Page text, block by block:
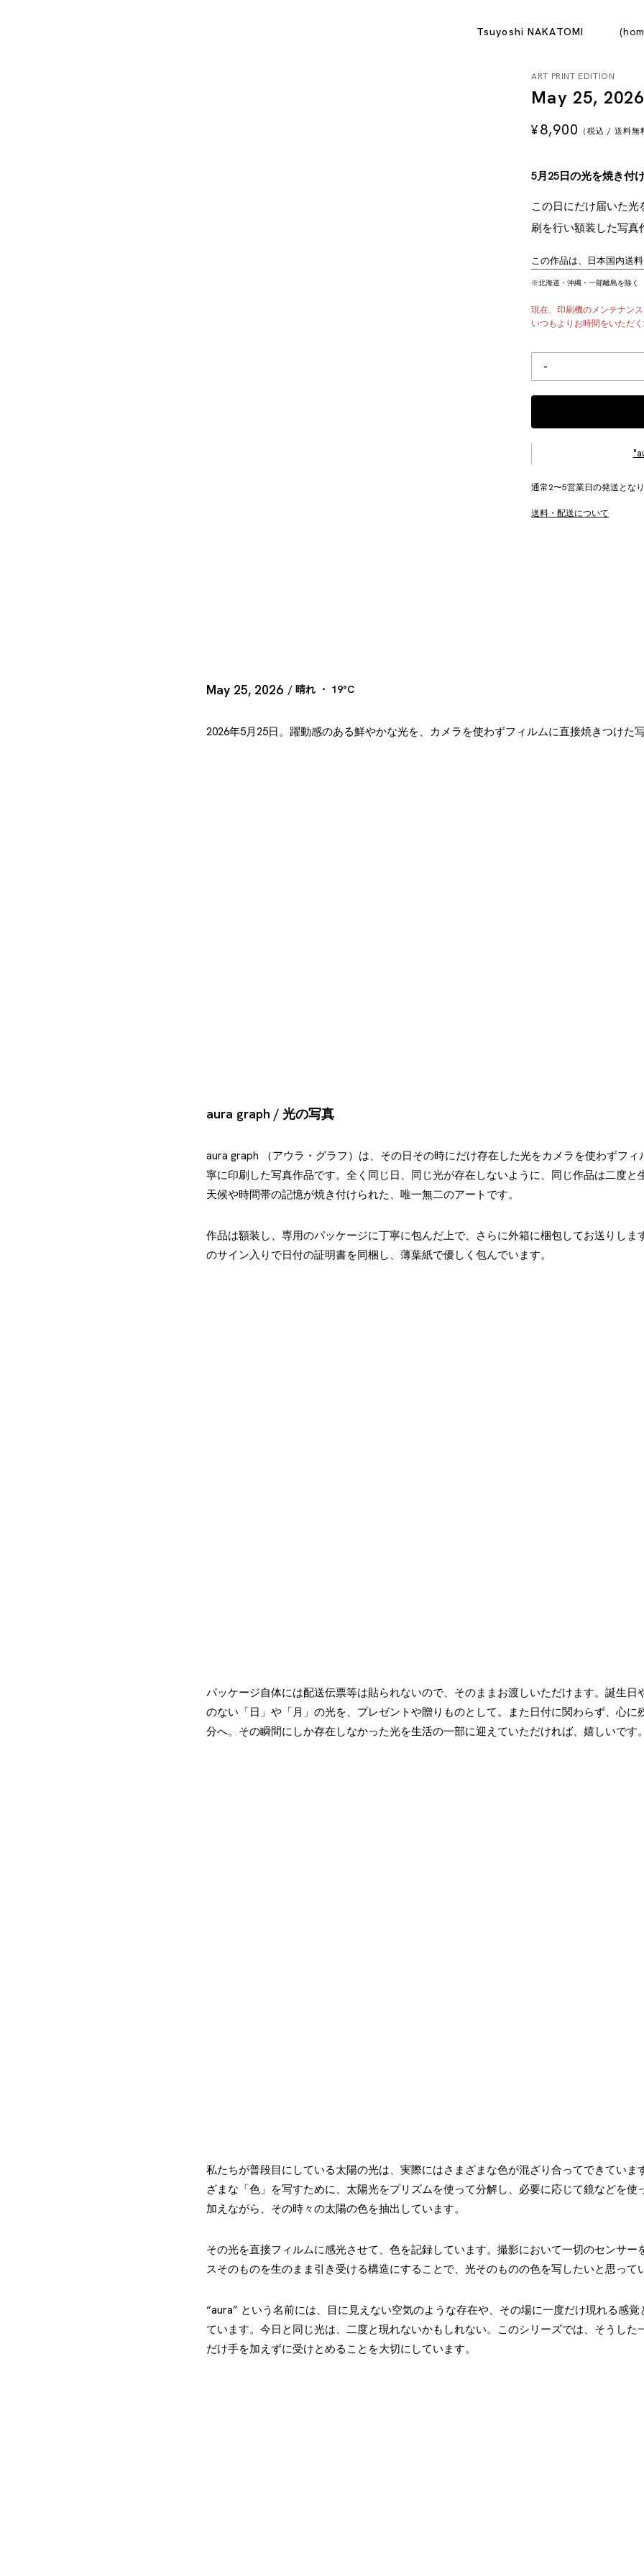
Tsuyoshi NAKATOMI
ART PRINT EDITION
May 25, 2026
¥8,900 （税込 / 送料
5月25日の光を焼き付
この日にだけ届いた
刷を行い額装した写真
この作品は、日本国内送
※北海道・沖縄・一部離島を除く
現在、印刷機のメンテナン
いつもよりお時間をいただ
25,
-
通常2〜5営業日の発送とな
送料・配送について
May 25, 2026 / 晴れ ・ 19°C
2026年5月25日。躍動感のある鮮やかな光を、カメラを使わずフィルムに直接焼きつけた
aura graph / 光の写真
aura graph （アウラ・グラフ）は、その日その時にだけ存在した光をカメラを使わずフ
寧に印刷した写真作品です。全く同じ日、同じ光が存在しないように、同じ作品は二度と
天候や時間帯の記憶が焼き付けられた、唯一無二のアートです。
作品は額装し、専用のパッケージに丁寧に包んだ上で、さらに外箱に梱包してお送りしま
のサイン入りで日付の証明書を同梱し、薄葉紙で優しく包んでいます。
パッケージ自体には配送伝票等は貼られないので、そのままお渡しいただけます。誕生日
のない「日」や「月」の光を、プレゼントや贈りものとして。また日付に関わらず、心に
分へ。その瞬間にしか存在しなかった光を生活の一部に迎えていただければ、嬉しいです
私たちが普段目にしている太陽の光は、実際にはさまざまな色が混ざり合ってできていま
ざまな「色」を写すために、太陽光をプリズムを使って分解し、必要に応じて鏡などを使
加えながら、その時々の太陽の色を抽出しています。
その光を直接フィルムに感光させて、色を記録しています。撮影において一切のセンサー
スそのものを生のまま引き受ける構造にすることで、光そのものの色を写したいと思って
“aura” という名前には、目に見えない空気のような存在や、その場に一度だけ現れる感
ています。今日と同じ光は、二度と現れないかもしれない。このシリーズでは、そうした
だけ手を加えずに受けとめることを大切にしています。